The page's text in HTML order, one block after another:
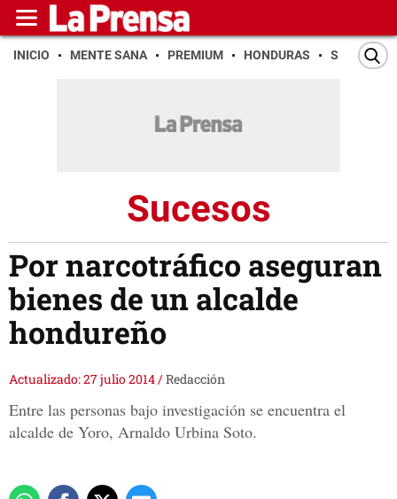
INICIO MENTE SANA PREMIUM HONDURAS SAN PEDRO
Sucesos
Por narcotráfico aseguran
bienes de un alcalde
hondureño
Actualizado: 27 julio 2014/Redacción
Entre las personas bajo investigación se encuentra el
alcalde de Yoro, Arnaldo Urbina Soto.